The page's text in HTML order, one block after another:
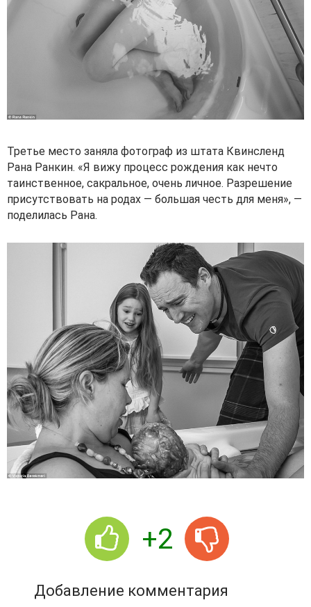
Третье место заняла фотограф из штата Квинсленд
Рана Ранкин. «Я вижу процесс рождения как нечто
таинственное, сакральное, очень личное. Разрешение
присутствовать на родах — большая честь для меня», —
поделилась Рана.
+2
Добавление комментария